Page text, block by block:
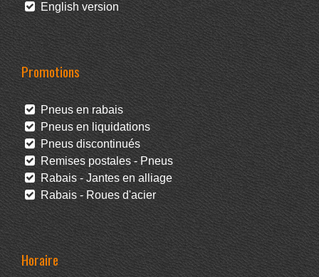
English version
Promotions
Pneus en rabais
Pneus en liquidations
Pneus discontinués
Remises postales - Pneus
Rabais - Jantes en alliage
Rabais - Roues d'acier
Horaire